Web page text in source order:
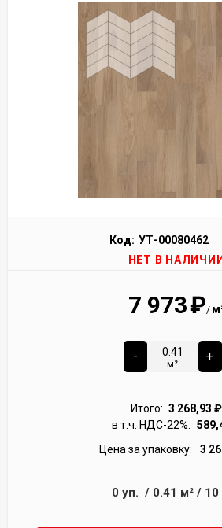
Код: УТ-00080462
НЕТ В НАЛИЧИИ
7 973₽/
-
м²
+
Итого: 3 268,93 ₽
в т.ч. НДС-22%:
Цена за упаковку:
3
0 уп. / 0.41 м² / 10